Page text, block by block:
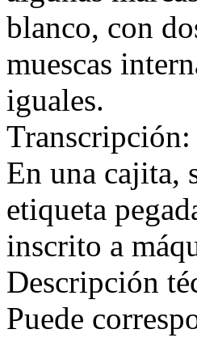
blanco, con
muescas
iguales.
Transcripción:
En una cajita,
etiqueta
inscrito a
Descripción
Puede